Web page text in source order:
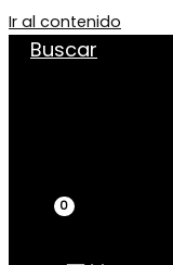
Ir al contenido
Buscar